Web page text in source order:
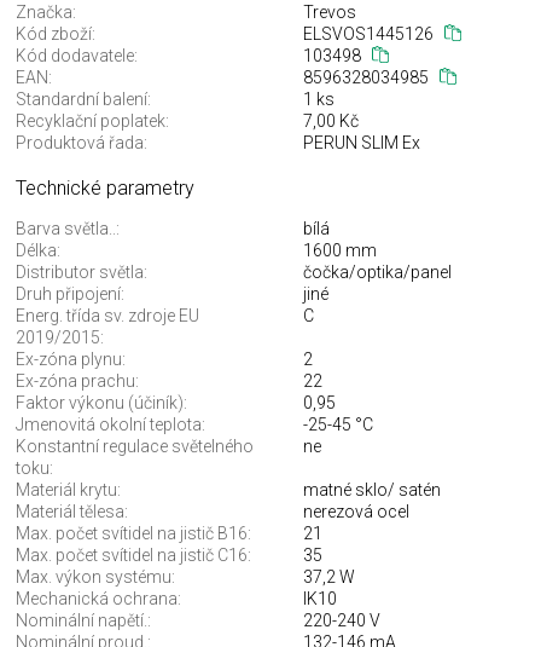
Značka:
Trevos
Kód zboží:
ELSVOS1445126
Kód dodavatele:
103498
EAN:
8596328034985
Standardní balení:
1 ks
Recyklační poplatek:
7,00 Kč
Produktová řada:
PERUN SLIM Ex
Technické parametry
Barva světla..:
bílá
Délka:
1600 mm
Distributor světla:
čočka/optika/panel
Druh připojení:
jiné
Energ. třída sv. zdroje EU
2019/2015:
C
Ex-zóna plynu:
2
Ex-zóna prachu:
22
Faktor výkonu (účiník):
0,95
Jmenovitá okolní teplota:
-25-45 °C
Konstantní regulace světelného
toku:
ne
Materiál krytu:
matné sklo/ satén
Materiál tělesa:
nerezová ocel
Max. počet svítidel na jistič B16:
21
Max. počet svítidel na jistič C16:
35
Max. výkon systému:
37,2 W
Mechanická ochrana:
IK10
Nominální napětí.:
220-240 V
Nominální proud.:
132-146 mA